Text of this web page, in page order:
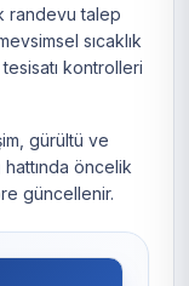
randevu talep
sıcaklık
kontrolleri
gürültü ve
öncelik
güncellenir.